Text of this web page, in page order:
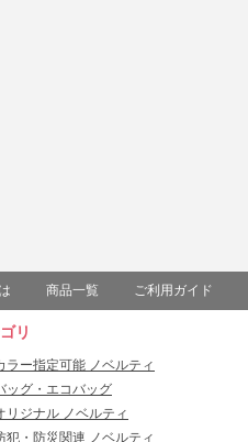
商品一覧 ご利用ガイド
リ
ラー指定可能 ノベルティ
ッグ・エコバッグ
リジナル ノベルティ
犯・防災関連 ノベルティ